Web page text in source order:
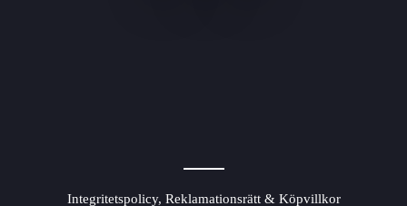
Integritetspolicy, Reklamationsrätt & Köpvillkor